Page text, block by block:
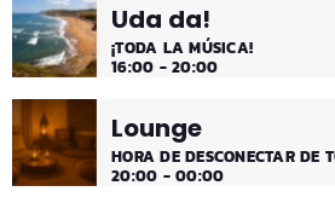
Uda da!
¡TODA LA MÚSICA!
16:00 - 20:00
Lounge
HORA DE DESCONECTAR DE
20:00 - 00:00